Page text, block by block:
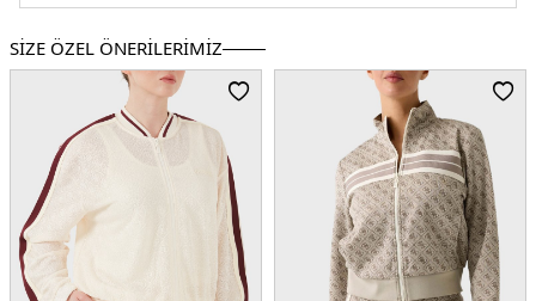
Kumaş Tipi:Belirtilmemiş
Boy:Standart
Regular Fit
Yaş Grubu:
Yetişkin
Menşei:
5DK2V5BQ16K1990FNGY.03
SİZE ÖZEL ÖNERİLERİMİZ